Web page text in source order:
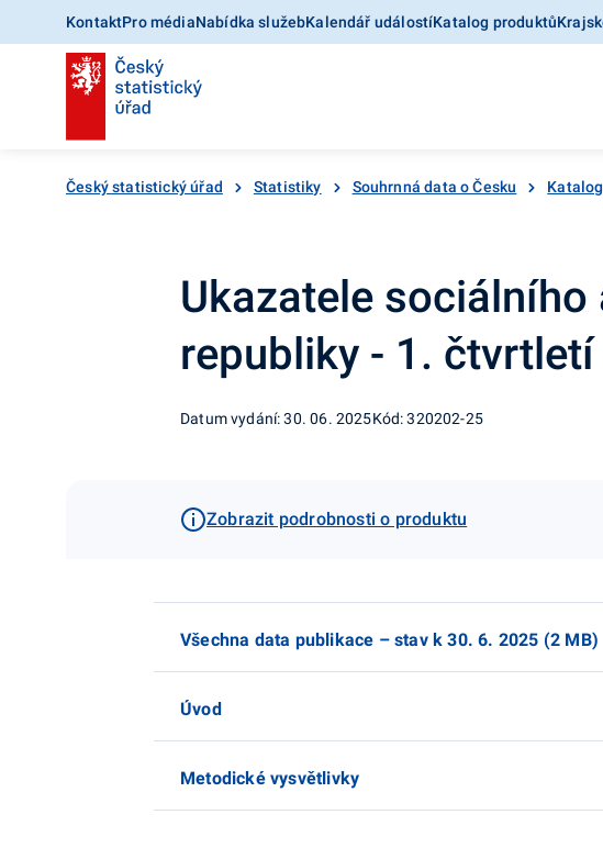
KontaktPro médiaNabídka služebKalendář událostíKatalog produktů
Český statistický úřad Statistiky Souhrnná data o Česku
Ukazatele
republiky - 1.
Datum vydání: 30. 06. 2025Kód: 320202-25
Zobrazit podrobnosti o produktu
Všechna data publikace – stav k 30. 6. 2025 (2 MB)
Úvod
Metodické vysvětlivky